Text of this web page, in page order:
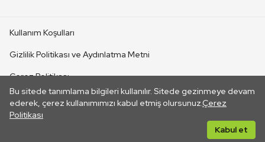
Bu sitede tanımlama bilgileri kullanılır. Sitede gezinmeye devam
ederek, çerez kullanımımızı kabul etmiş olursunuz.Çerez
Politikası
Kabul et
CANLI YAYINLAR
Kullanım Koşulları
Gizlilik Politikası ve Aydınlatma Metni
Çerez Politikası
İletişim
Her hakkı saklıdır. ©2026 TRT. Bağlantı yoluyla gidilen dış